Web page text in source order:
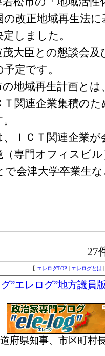
の改正地域再生法
しました。
茂大臣との懇談会
定です。
地域再生計画とは
Ｔ関連企業集積の
ＩＣＴ関連企業
（専門オフィスビ
で会津大学卒業生
27
【 エレログTOP | エレログとは
”エレログ”地方議員
府県知事、市区町村